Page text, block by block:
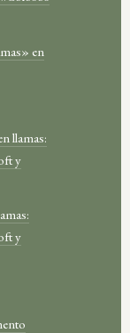
en
llamas:
y
y